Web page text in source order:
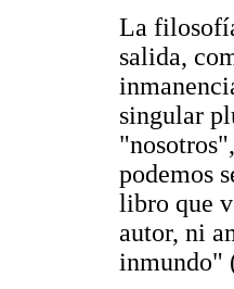
La
salida,
singular
podemos
libro que
autor, ni
inmundo"